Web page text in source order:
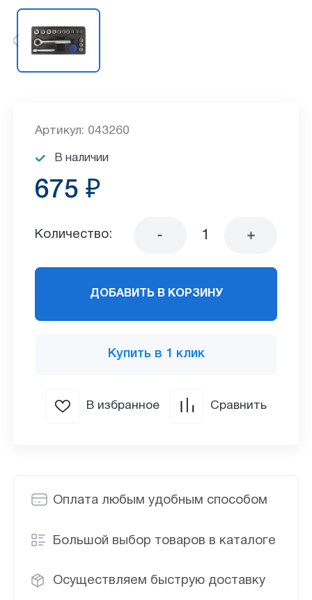
Оплата любым удобным способом
Большой выбор товаров в каталоге
Осуществляем быструю доставку
Артикул: 043260
В наличии
675 ₽
Количество:
ДОБАВИТЬ В КОРЗИНУ
Купить в 1 клик
В избранное Сравнить